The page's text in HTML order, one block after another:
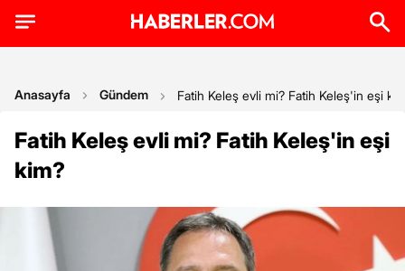
Anasayfa Gündem Fatih Keleş evli mi? Fatih Keleş'in eşi
Fatih Keleş evli mi? Fatih Keleş'in eşi
kim?